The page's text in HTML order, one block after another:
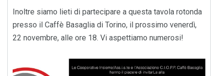
Inoltre siamo lieti di partecipare a questa tavola rotonda
presso il Caffè Basaglia di Torino, il prossimo venerdì,
22 novembre, alle ore 18. Vi aspettiamo numerosi!